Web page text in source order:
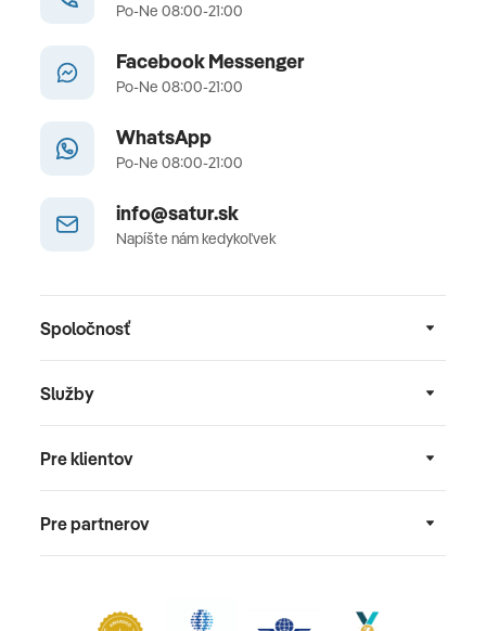
Po-Ne 08:00-21:00
Facebook Messenger
Po-Ne 08:00-21:00
WhatsApp
Po-Ne 08:00-21:00
info@satur.sk
Napíšte nám kedykoľvek
Spoločnosť
Služby
Pre klientov
Pre partnerov